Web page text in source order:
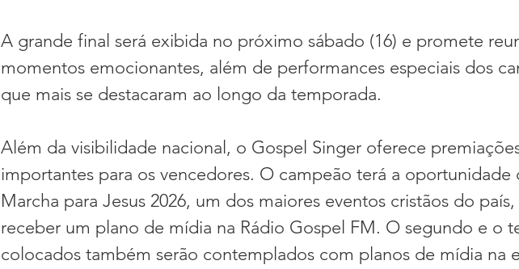
A grande final será exibida no próximo sábado (16) e promete
momentos emocionantes, além de performances especiais dos
que mais se destacaram ao longo da temporada.
Além da visibilidade nacional, o Gospel Singer oferece
importantes para os vencedores. O campeão terá a oportunidade
Marcha para Jesus 2026, um dos maiores eventos cristãos do
receber um plano de mídia na Rádio Gospel FM. O segundo e o
colocados também serão contemplados com planos de mídia na